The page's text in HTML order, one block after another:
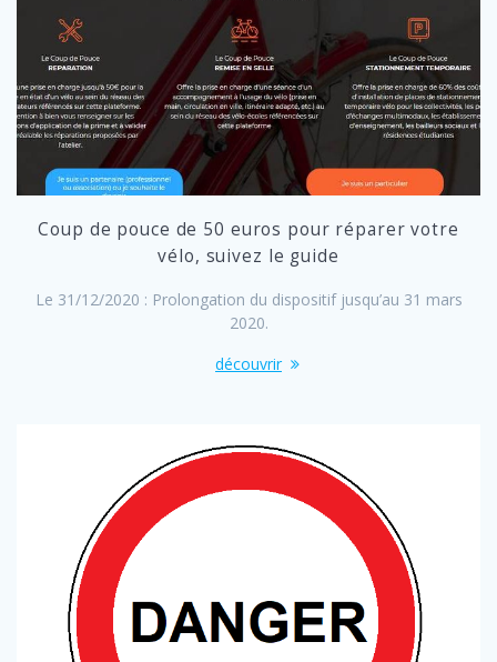
Coup de pouce de 50 euros pour réparer votre
vélo, suivez le guide
Le 31/12/2020 : Prolongation du dispositif jusqu’au 31 mars
2020.
découvrir